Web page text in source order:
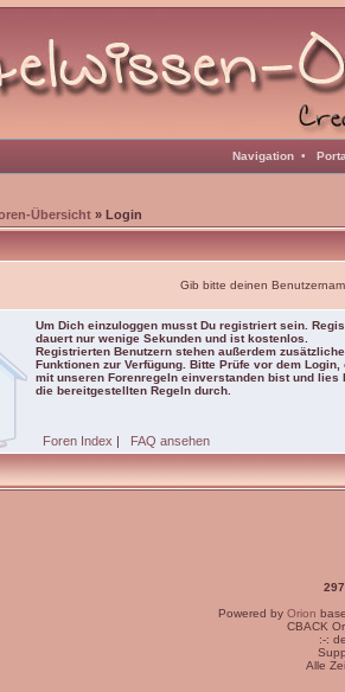
Navigation •
Übersicht » Login
Gib bitte deinen
Um Dich einzuloggen musst Du registriert sein.
dauert nur wenige Sekunden und ist kostenlos.
Registrierten Benutzern stehen außerdem zusätzliche
Funktionen zur Verfügung. Bitte Prüfe vor dem Login,
mit unseren Forenregeln einverstanden bist und lies
die bereitgestellten Regeln durch.
Foren Index | FAQ ansehen
Powered by Orion
CBACK
:-:
Alle